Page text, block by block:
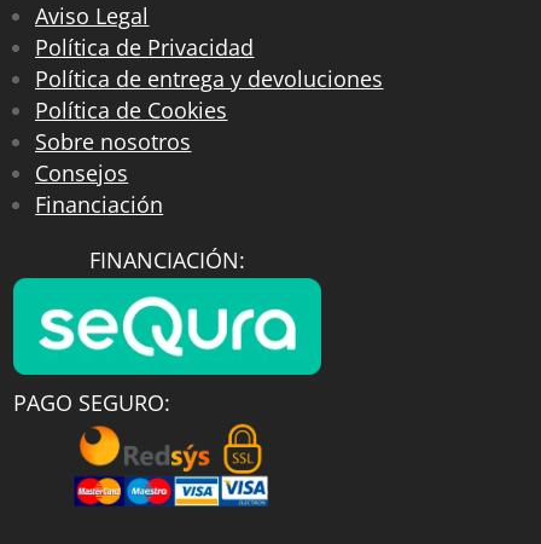
Aviso Legal
Política de Privacidad
Política de entrega y devoluciones
Política de Cookies
Sobre nosotros
Consejos
Financiación
FINANCIACIÓN:
PAGO SEGURO: